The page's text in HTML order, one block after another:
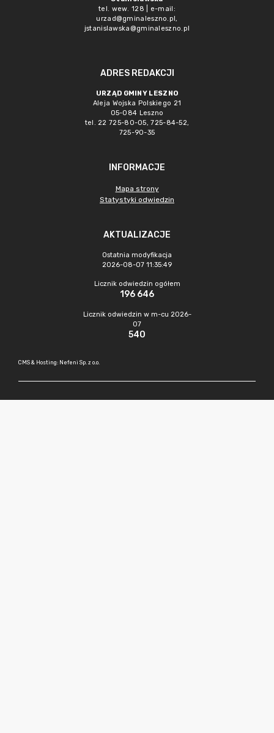
tel. wew. 128 | e-mail:
urzad@gminaleszno.pl,
jstanislawska@gminaleszno.pl
ADRES REDAKCJI
URZĄD GMINY LESZNO
Aleja Wojska Polskiego 21
05-084 Leszno
tel. 22 725-80-05, 725-84-52,
725-90-35
INFORMACJE
Mapa strony
Statystyki odwiedzin
AKTUALIZACJE
Ostatnia modyfikacja
2026-08-07 11:35:49
Licznik odwiedzin ogółem
196 646
Licznik odwiedzin w m-cu 2026-
07
540
CMS & Hosting: Nefeni Sp. z o.o.